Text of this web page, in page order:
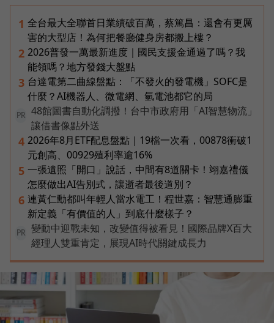
1 全台最大全聯首日業績破百萬，蔡篤昌：還會有更厲
害的大型店！為何把餐廳健身房都搬上樓？
2 2026普發一萬最新進度｜國民支援金通過了嗎？我
能領嗎？地方發錢大盤點
3 台達電第二曲線盤點：「不發火的發電機」SOFC是
什麼？AI機器人、微電網、氫電池都它的局
PR
48館圖書自動化調撥！台中市政府用「AI智慧物流」
讓借書像點外送
4 2026年8月ETF配息盤點｜19檔一次看，00878衝破1
元創高、00929殖利率逾16%
5 一張遺照「開口」說話，中間有8道關卡！翊嘉禮儀
怎麼做出AI告別式，讓逝者最後道別？
6 連黃仁勳都叫年輕人當水電工！程世嘉：智慧通膨重
新定義「有價值的人」到底什麼樣子？
PR
變動中迎戰未知，改變值得被看見！國際品牌X百大
經理人雙重肯定，展現AI時代關鍵成長力